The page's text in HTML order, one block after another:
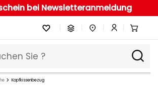
bei Newsletteranmeldung
Kopfkissenbezug